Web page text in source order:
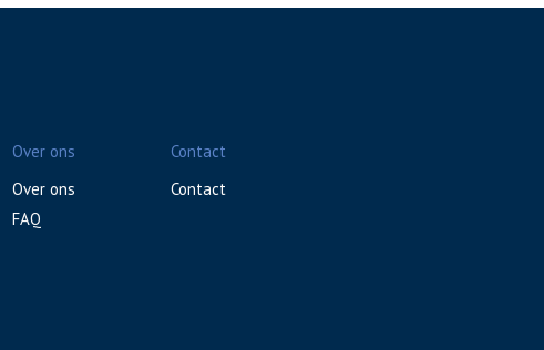
Over ons
Over ons
FAQ
Contact
Contact